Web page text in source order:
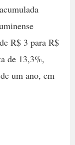
R$ 3 para R$
de 13,3%,
um ano, em